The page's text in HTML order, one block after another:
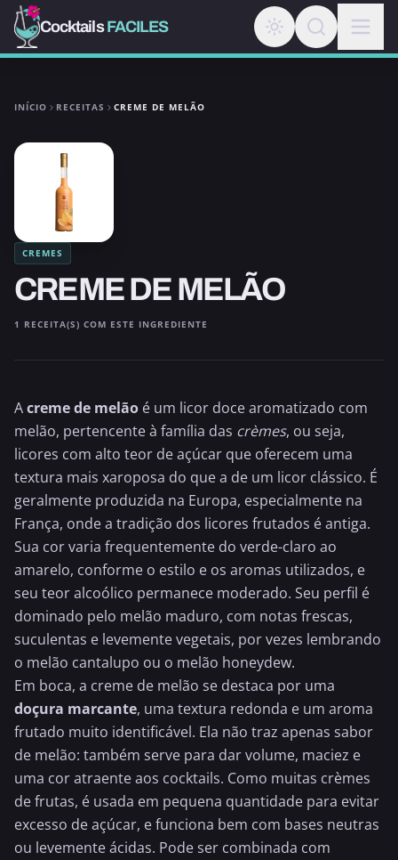
CocktailsFACILES
INÍCIO RECEITAS CREME DE MELÃO
CREMES
CREME DE MELÃO
1 RECEITA(S) COM ESTE INGREDIENTE
Acreme de melão é um licor doce aromatizado com
melão, pertencente à família das crèmes, ou seja,
licores com alto teor de açúcar que oferecem uma
textura mais xaroposa do que a de um licor clássico. É
geralmente produzida na Europa, especialmente na
França, onde a tradição dos licores frutados é antiga.
Sua cor varia frequentemente do verde-claro ao
amarelo, conforme o estilo e os aromas utilizados, e
seu teor alcoólico permanece moderado. Seu perfil é
dominado pelo melão maduro, com notas frescas,
suculentas e levemente vegetais, por vezes lembrando
o melão cantalupo ou o melão honeydew.
Em boca, a creme de melão se destaca por uma
doçura marcante, uma textura redonda e um aroma
frutado muito identificável. Ela não traz apenas sabor
de melão: também serve para dar volume, maciez e
uma cor atraente aos cocktails. Como muitas crèmes
de frutas, é usada em pequena quantidade para evitar
excesso de açúcar, e funciona bem com bases neutras
ou levemente ácidas. Pode ser combinada com